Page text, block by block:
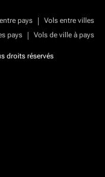
pays |
Vols entre villes
pays | Vols de ville à pays
droits réservés